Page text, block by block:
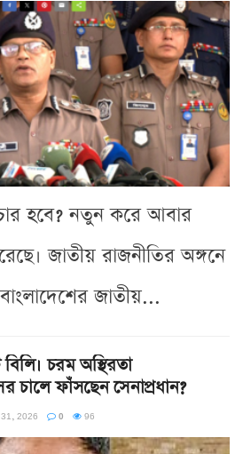
হবে? নতুন করে আবার
জাতীয় রাজনীতির অঙ্গনে
জাতীয়...
চরম অস্থিরতা
চালে ফাঁসছেন সেনাপ্রধান?
2026 0 96